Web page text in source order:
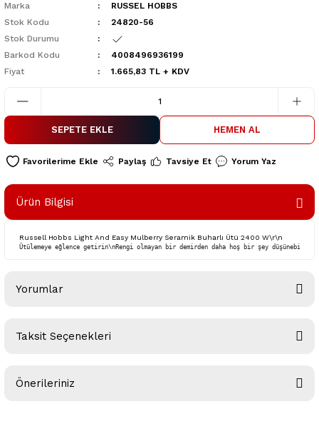
Marka
RUSSEL HOBBS
Stok Kodu
24820-56
Stok Durumu
Barkod Kodu
4008496936199
Fiyat
1.665,83 TL + KDV
SEPETE EKLE HEMEN AL
Paylaş Tavsiye Et Yorum Yaz
Ürün Bilgisi
Russell Hobbs Light And Easy Mulberry Seramik Buharlı Ütü 2400 W\r\n
Ütülemeye eğlence getirin\nRengi olmayan bir demirden daha hoş bir şey
Yorumlar
Taksit Seçenekleri
Önerileriniz